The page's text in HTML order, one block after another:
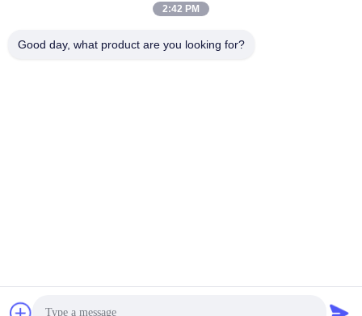
Abonnieren Sie unseren Newsletter für Rabatte und mehr.
Wrapping Paper Lieferant. Urheberrecht © 2022-2026 Hunan
2:42 PM
Good day, what product are you looking for?